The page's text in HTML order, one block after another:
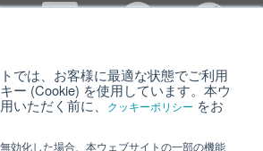
では、お客様に最適な状態でご利用
ー (Cookie) を使用しています。本ウ
いただく前に、
クッキーポリシー をお
効化した場合、本ウェブサイトの一部の機能
ウェブサイト利用規約